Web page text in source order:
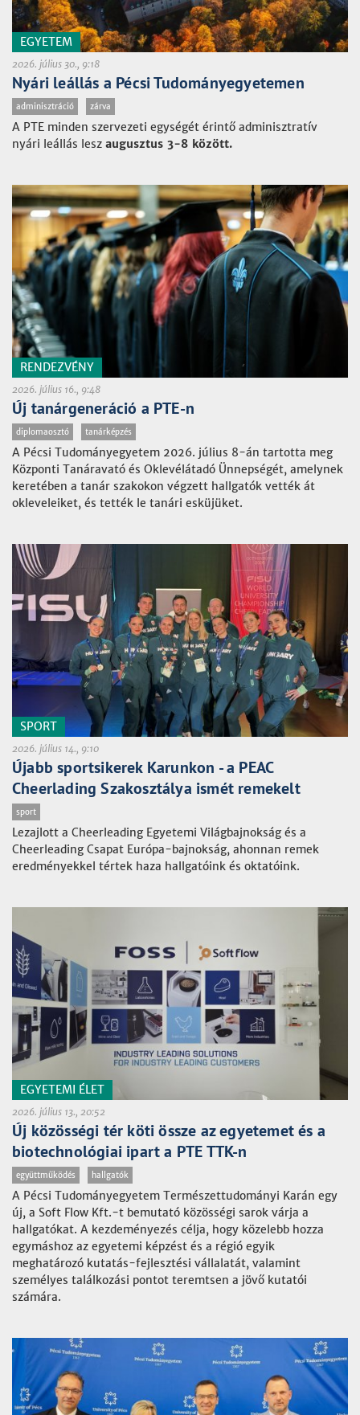
EGYETEM
2026. július 30., 9:18
Nyári leállás a Pécsi Tudományegyetemen
adminisztráció zárva
A PTE minden szervezeti egységét érintő adminisztratív
nyári leállás lesz augusztus 3-8 között.
RENDEZVÉNY
2026. július 16., 9:48
Új tanárgeneráció a PTE-n
diplomaosztó tanárképzés
A Pécsi Tudományegyetem 2026. július 8-án tartotta meg
Központi Tanáravató és Oklevélátadó Ünnepségét, amelynek
keretében a tanár szakokon végzett hallgatók vették át
okleveleiket, és tették le tanári esküjüket.
SPORT
2026. július 14., 9:10
Újabb sportsikerek Karunkon - a PEAC
Cheerlading Szakosztálya ismét remekelt
sport
Lezajlott a Cheerleading Egyetemi Világbajnokság és a
Cheerleading Csapat Európa-bajnokság, ahonnan remek
eredményekkel tértek haza hallgatóink és oktatóink.
EGYETEMI ÉLET
2026. július 13., 20:52
Új közösségi tér köti össze az egyetemet és a
biotechnológiai ipart a PTE TTK-n
együttműködés hallgatók
A Pécsi Tudományegyetem Természettudományi Karán egy
új, a Soft Flow Kft.-t bemutató közösségi sarok várja a
hallgatókat. A kezdeményezés célja, hogy közelebb hozza
egymáshoz az egyetemi képzést és a régió egyik
meghatározó kutatás-fejlesztési vállalatát, valamint
személyes találkozási pontot teremtsen a jövő kutatói
számára.